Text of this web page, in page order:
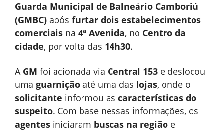
Guarda Municipal de Balneário Camboriú
(GMBC) após furtar dois estabelecimentos
comerciais na 4ª Avenida, no Centro da
cidade, por volta das 14h30.
A GM foi acionada via Central 153 e deslocou
uma guarnição até uma das lojas, onde o
solicitante informou as características do
suspeito. Com base nessas informações, os
agentes iniciaram buscas na região e